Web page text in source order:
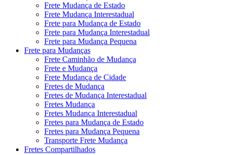
Frete Mudança de Estado
Frete Mudança Interestadual
Frete para Mudança de Estado
Frete para Mudança Interestadual
Frete para Mudança Pequena
Frete para Mudanças
Frete Caminhão de Mudança
Frete e Mudança
Frete Mudança de Cidade
Fretes de Mudança
Fretes de Mudança Interestadual
Fretes Mudança
Fretes Mudança Interestadual
Fretes para Mudança de Estado
Fretes para Mudança Pequena
Transporte Frete Mudança
Fretes Compartilhados